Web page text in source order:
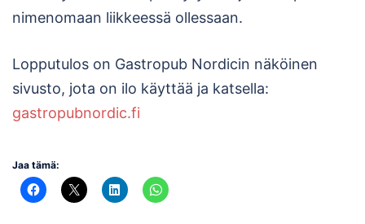
nimenomaan liikkeessä ollessaan.
Lopputulos on Gastropub Nordicin näköinen
sivusto, jota on ilo käyttää ja katsella:
gastropubnordic.fi
Jaa tämä: